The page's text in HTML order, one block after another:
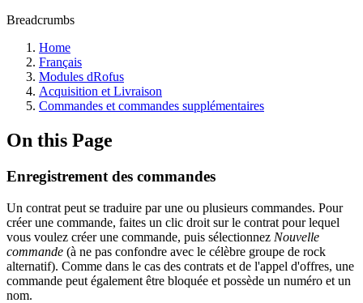
Breadcrumbs
Home
Français
Modules dRofus
Acquisition et Livraison
Commandes et commandes supplémentaires
On this Page
Enregistrement des commandes
Un contrat peut se traduire par une ou plusieurs commandes. Pour
créer une commande, faites un clic droit sur le contrat pour lequel
vous voulez créer une commande, puis sélectionnez Nouvelle
commande (à ne pas confondre avec le célèbre groupe de rock
alternatif). Comme dans le cas des contrats et de l'appel d'offres, une
commande peut également être bloquée et possède un numéro et un
nom.